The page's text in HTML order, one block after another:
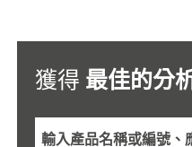
獲得最佳的分